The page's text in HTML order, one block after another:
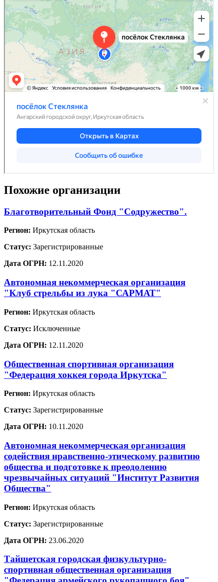
Похожие организации
Благотворительный Фонд "Содружество".
Регион: Иркутская область
Статус: Зарегистрированные
Дата ОГРН: 12.11.2020
Автономная некоммерческая организация
"Клуб стрельбы из лука "САРМАТ"
Регион: Иркутская область
Статус: Исключенные
Дата ОГРН: 12.11.2020
Общественная спортивная организация
"Федерация хоккея города Иркутска"
Регион: Иркутская область
Статус: Зарегистрированные
Дата ОГРН: 10.11.2020
Автономная некоммерческая организация
содействия нравственно-этическому развитию
общества и подготовке к преодолению
чрезвычайных ситуаций "Институт Развития
Общества"
Регион: Иркутская область
Статус: Зарегистрированные
Дата ОГРН: 23.06.2020
Тайшетская городская физкультурно-
спортивная общественная организация